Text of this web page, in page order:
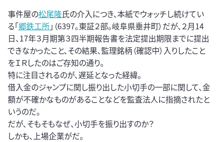
事件屋の松尾隆氏の介入につき、本紙でウォッチし続けてい
る「郷鉄工所」（6397。東証２部。岐阜県垂井町）だが、２月14
日、17年３月期第３四半期報告書を法定提出期限までに提出
できなかったこと、その結果、監理銘柄（確認中）入りしたこと
をＩＲしたのはご存知の通り。
特に注目されるのが、遅延となった経緯。
借入金のジャンプに関し振り出した小切手の一部に関して、金
額が不確かなものがあることなどを監査法人に指摘されたと
いうのだ。
だが、そもそもなぜ、小切手を振り出すのか？
しかも、上場企業がだ。